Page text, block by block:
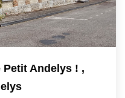
Petit Andelys ! ,